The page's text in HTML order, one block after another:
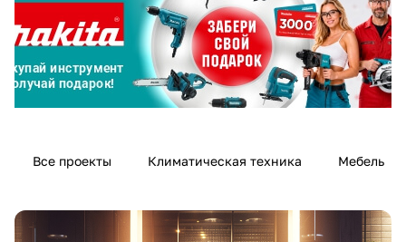
Все проекты Климатическая техника Мебель
в корзину
Оплачивайте сегодня только
25% картой любого банка
выбранный способом
Оставшиеся
% будут